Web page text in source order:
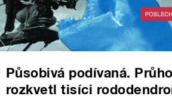
Působivá podívaná.
rozkvetl tisíci